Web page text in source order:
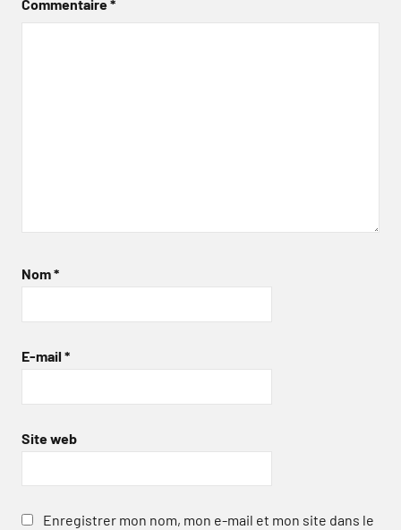
Commentaire*
Nom*
E-mail *
Site web
Enregistrer mon nom, mon e-mail et mon site dans le